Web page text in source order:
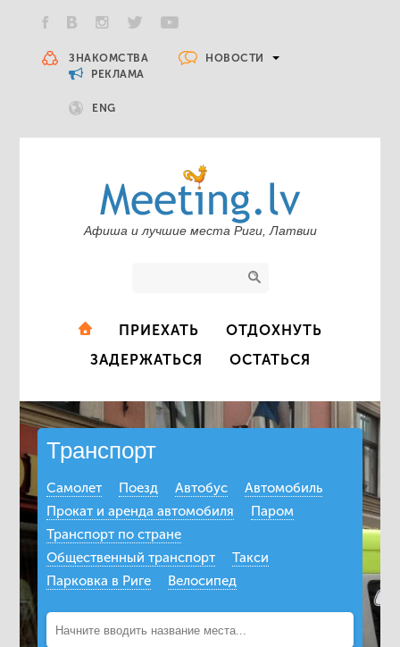
ЗНАКОМСТВА
НОВОСТИ
РЕКЛАМА
ENG
Афиша и лучшие места Риги, Латвии
ПРИЕХАТЬ
ОТДОХНУТЬ
ЗАДЕРЖАТЬСЯ
ОСТАТЬСЯ
Транспорт
Самолет Поезд Автобус
Автомобиль
Прокат и аренда автомобиля
Паром
Транспорт по стране
Общественный транспорт
Такси
Парковка в Риге
Велосипед